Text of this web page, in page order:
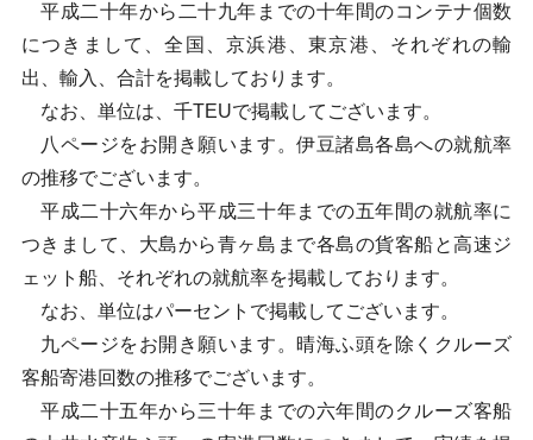
平成二十年から二十九年までの十年間のコンテナ個数
につきまして、全国、京浜港、東京港、それぞれの輸
出、輸入、合計を掲載しております。
なお、単位は、千TEUで掲載してございます。
八ページをお開き願います。伊豆諸島各島への就航率
の推移でございます。
平成二十六年から平成三十年までの五年間の就航率に
つきまして、大島から青ヶ島まで各島の貨客船と高速ジ
ェット船、それぞれの就航率を掲載しております。
なお、単位はパーセントで掲載してございます。
九ページをお開き願います。晴海ふ頭を除くクルーズ
客船寄港回数の推移でございます。
平成二十五年から三十年までの六年間のクルーズ客船